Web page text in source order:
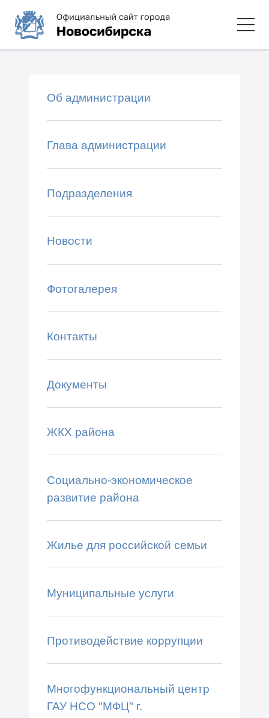
Об администрации
Глава администрации
Подразделения
Новости
Фотогалерея
Контакты
Документы
ЖКХ района
Социально-экономическое
развитие района
Жилье для российской семьи
Муниципальные услуги
Противодействие коррупции
Многофункциональный центр
ГАУ НСО "МФЦ" г.